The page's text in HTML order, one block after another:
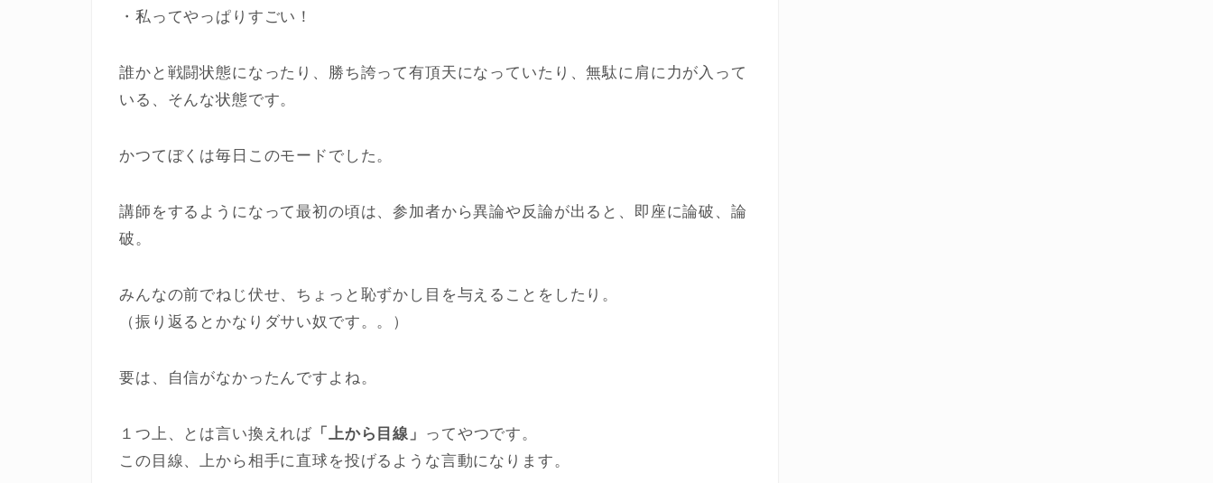
・私ってやっぱりすごい！
誰かと戦闘状態になったり、勝ち誇って有頂天になっていたり、無駄に肩に力が入って
いる、そんな状態です。
かつてぼくは毎日このモードでした。
講師をするようになって最初の頃は、参加者から異論や反論が出ると、即座に論破、論
破。
みんなの前でねじ伏せ、ちょっと恥ずかし目を与えることをしたり。
（振り返るとかなりダサい奴です。。）
要は、自信がなかったんですよね。
１つ上、とは言い換えれば 「上から目線」
ってやつです。
この目線、上から相手に直球を投げるような言動になります。